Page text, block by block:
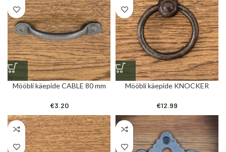
Mööbli käepide CABLE 80 mm
€3.20
Mööbli käepide KNOCKER
€12.99